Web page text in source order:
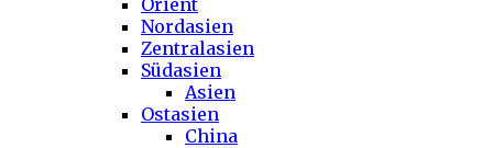
Orient
Nordasien
Zentralasien
Südasien
Asien
Ostasien
China